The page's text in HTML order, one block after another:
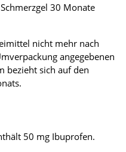
30 Monate
nicht mehr nach
angegebenen
bezieht sich auf den
50 mg Ibuprofen.